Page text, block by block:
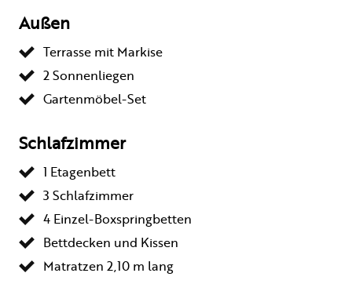
Außen
Terrasse mit Markise
2 Sonnenliegen
Gartenmöbel-Set
Schlafzimmer
1 Etagenbett
3 Schlafzimmer
4 Einzel-Boxspringbetten
Bettdecken und Kissen
Matratzen 2,10 m lang